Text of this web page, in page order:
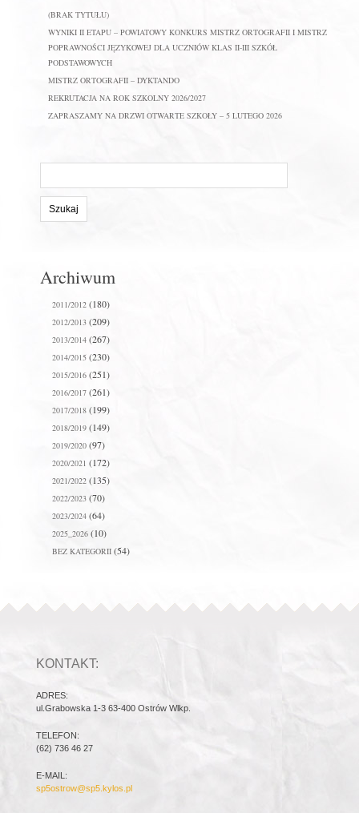
(BRAK TYTUŁU)
WYNIKI II ETAPU – POWIATOWY KONKURS MISTRZ ORTOGRAFII I MISTRZ
POPRAWNOŚCI JĘZYKOWEJ DLA UCZNIÓW KLAS II-III SZKÓŁ
PODSTAWOWYCH
MISTRZ ORTOGRAFII – DYKTANDO
REKRUTACJA NA ROK SZKOLNY 2026/2027
ZAPRASZAMY NA DRZWI OTWARTE SZKOŁY – 5 LUTEGO 2026
stronie:
Archiwum
2011/2012(180)
2012/2013(209)
2013/2014(267)
2014/2015(230)
2015/2016(251)
2016/2017(261)
2017/2018(199)
2018/2019(149)
2019/2020(97)
2020/2021 (172)
2021/2022(135)
2022/2023(70)
2023/2024(64)
2025_2026(10)
BEZ KATEGORII(54)
KONTAKT:
ADRES:
ul.Grabowska 1-3 63-400 Ostrów Wlkp.
TELEFON:
(62) 736 46 27
E-MAIL:
sp5ostrow@sp5.kylos.pl